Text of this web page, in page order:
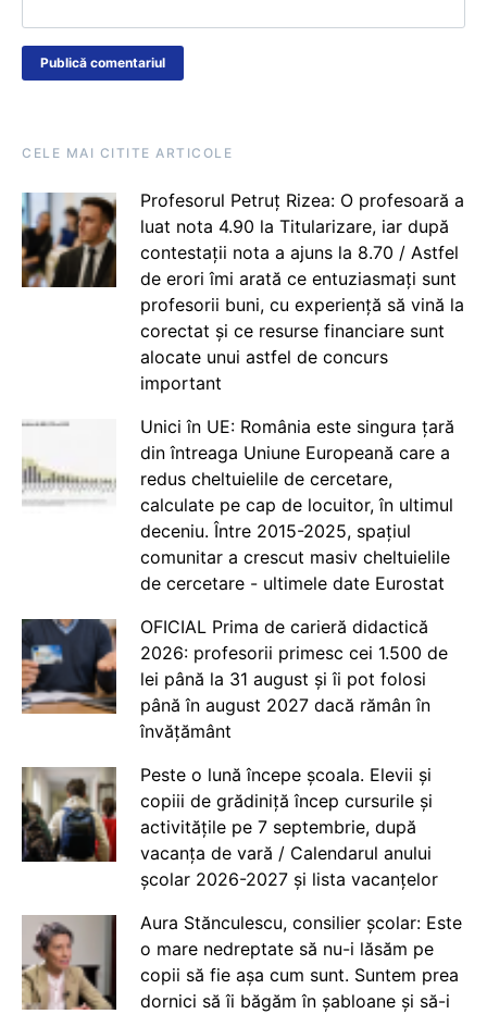
CELE MAI CITITE ARTICOLE
Profesorul Petruț Rizea: O profesoară a
luat nota 4.90 la Titularizare, iar după
contestații nota a ajuns la 8.70 / Astfel
de erori îmi arată ce entuziasmați sunt
profesorii buni, cu experiență să vină la
corectat și ce resurse financiare sunt
alocate unui astfel de concurs
important
Unici în UE: România este singura țară
din întreaga Uniune Europeană care a
redus cheltuielile de cercetare,
calculate pe cap de locuitor, în ultimul
deceniu. Între 2015-2025, spațiul
comunitar a crescut masiv cheltuielile
de cercetare - ultimele date Eurostat
OFICIAL Prima de carieră didactică
2026: profesorii primesc cei 1.500 de
lei până la 31 august și îi pot folosi
până în august 2027 dacă rămân în
învățământ
Peste o lună începe școala. Elevii și
copiii de grădiniță încep cursurile și
activitățile pe 7 septembrie, după
vacanța de vară / Calendarul anului
școlar 2026-2027 și lista vacanțelor
Aura Stănculescu, consilier școlar: Este
o mare nedreptate să nu-i lăsăm pe
copii să fie așa cum sunt. Suntem prea
dornici să îi băgăm în șabloane și să-i